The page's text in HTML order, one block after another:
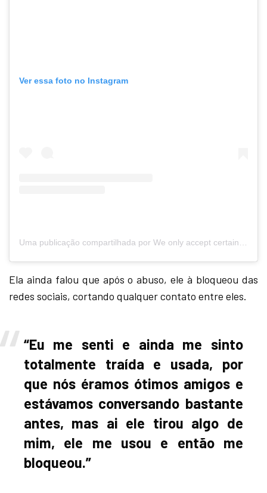
Ver essa foto no Instagram
Ela ainda falou que após o abuso, ele à bloqueou das
redes sociais, cortando qualquer contato entre eles.
“Eu me senti e ainda me sinto
totalmente traída e usada, por
que nós éramos ótimos amigos e
estávamos conversando bastante
antes, mas ai ele tirou algo de
mim, ele me usou e então me
bloqueou.”